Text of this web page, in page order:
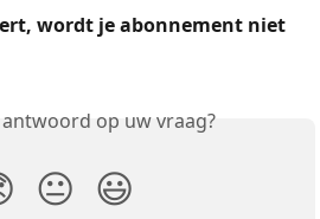
wordt je abonnement niet
op uw vraag?
😐 😃